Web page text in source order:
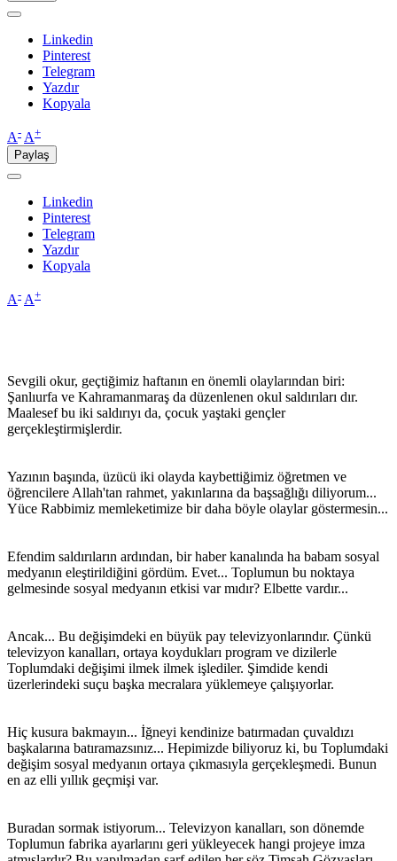
Linkedin
Pinterest
Telegram
Yazdır
Kopyala
A- A+
Paylaş
Linkedin
Pinterest
Telegram
Yazdır
Kopyala
A- A+
Sevgili okur, geçtiğimiz haftanın en önemli olaylarından biri:
Şanlıurfa ve Kahramanmaraş da düzenlenen okul saldırıları dır.
Maalesef bu iki saldırıyı da, çocuk yaştaki gençler
gerçekleştirmişlerdir.
Yazının başında, üzücü iki olayda kaybettiğimiz öğretmen ve
öğrencilere Allah'tan rahmet, yakınlarına da başsağlığı diliyorum...
Yüce Rabbimiz memleketimize bir daha böyle olaylar göstermesin...
Efendim saldırıların ardından, bir haber kanalında ha babam sosyal
medyanın eleştirildiğini gördüm. Evet... Toplumun bu noktaya
gelmesinde sosyal medyanın etkisi var mıdır? Elbette vardır...
Ancak... Bu değişimdeki en büyük pay televizyonlarındır. Çünkü
televizyon kanalları, ortaya koydukları program ve dizilerle
Toplumdaki değişimi ilmek ilmek işlediler. Şimdide kendi
üzerlerindeki suçu başka mecralara yüklemeye çalışıyorlar.
Hiç kusura bakmayın... İğneyi kendinize batırmadan çuvaldızı
başkalarına batıramazsınız... Hepimizde biliyoruz ki, bu Toplumdaki
değişim sosyal medyanın ortaya çıkmasıyla gerçekleşmedi. Bunun
en az elli yıllık geçmişi var.
Buradan sormak istiyorum... Televizyon kanalları, son dönemde
Toplumun fabrika ayarlarını geri yükleyecek hangi projeye imza